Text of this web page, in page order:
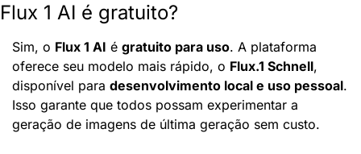
Flux 1 AI é gratuito?
Sim, o Flux 1 AI é gratuito para uso. A plataforma
oferece seu modelo mais rápido, o Flux.1 Schnell,
disponível para desenvolvimento local e uso pessoal.
Isso garante que todos possam experimentar a
geração de imagens de última geração sem custo.